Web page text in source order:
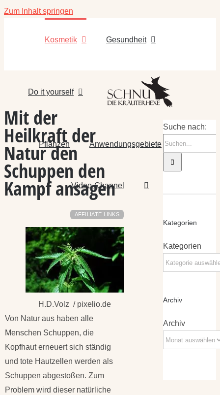
Zum Inhalt springen
Kosmetik Gesundheit
Do it yourself
Pflanzen Anwendungsgebiete
Video-Channel
Mit der
Heilkraft der
Natur den
Schuppen den
Kampf ansagen
AFFILIATE LINKS
H.D.Volz / pixelio.de
Von Natur aus haben alle
Menschen Schuppen, die
Kopfhaut erneuert sich ständig
und tote Hautzellen werden als
Schuppen abgestoßen. Zum
Problem wird dieser natürliche
Suche nach:
Kategorien
Kategorien
Archiv
Archiv